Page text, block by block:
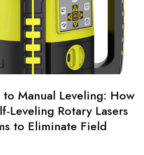
Manual Leveling: How
Leveling Rotary Lasers
to Eliminate Field